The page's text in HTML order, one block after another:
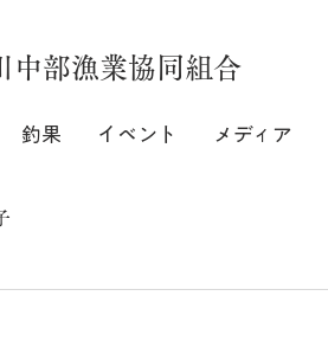
中部漁業協同組合
釣果 イベント メディア